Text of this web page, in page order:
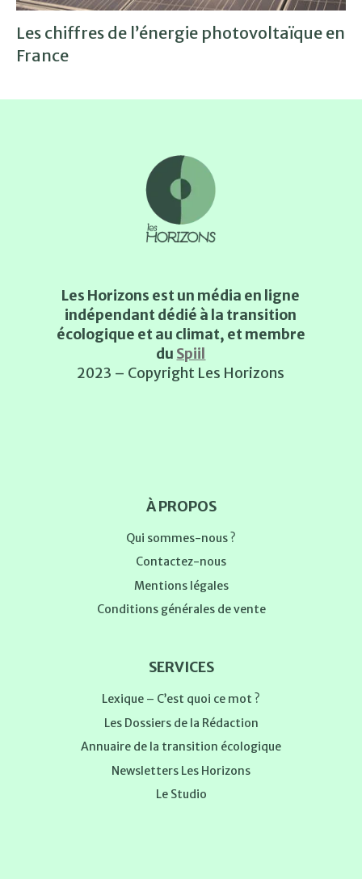
Les chiffres de l’énergie photovoltaïque en
France
Les Horizons est un média en ligne
indépendant dédié à la transition
écologique et au climat, et membre
du Spiil
2023 – Copyright Les Horizons
À PROPOS
Qui sommes-nous ?
Contactez-nous
Mentions légales
Conditions générales de vente
SERVICES
Lexique – C’est quoi ce mot ?
Les Dossiers de la Rédaction
Annuaire de la transition écologique
Newsletters Les Horizons
Le Studio